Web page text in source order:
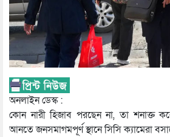
অনলাইন ডেস্ক :
কোন নারী হিজাব পরছেন না, তা শনাক্ত
আনতে জনসমাগমপূর্ণ স্থানে সিসি ক্যামেরা